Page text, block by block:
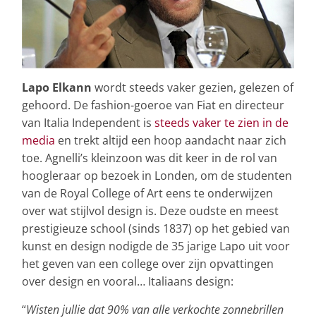
Lapo Elkann wordt steeds vaker gezien, gelezen of
gehoord. De fashion-goeroe van Fiat en directeur
van Italia Independent is steeds vaker te zien in de
media en trekt altijd een hoop aandacht naar zich
toe. Agnelli’s kleinzoon was dit keer in de rol van
hoogleraar op bezoek in Londen, om de studenten
van de Royal College of Art eens te onderwijzen
over wat stijlvol design is. Deze oudste en meest
prestigieuze school (sinds 1837) op het gebied van
kunst en design nodigde de 35 jarige Lapo uit voor
het geven van een college over zijn opvattingen
over design en vooral… Italiaans design:
“Wisten jullie dat 90% van alle verkochte zonnebrillen